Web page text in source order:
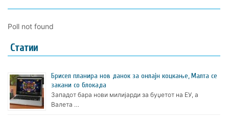
Poll not found
Статии
Брисел планира нов данок за онлајн коцкање, Малта се
закани со блокада
Западот бара нови милијарди за буџетот на ЕУ, а
Валета …